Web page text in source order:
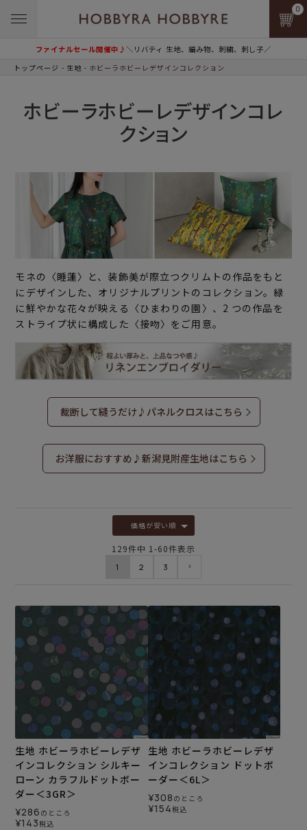
ファイナルセール開催中♪＼リバティ 生地、編み物、刺繍、刺し子／
0
トップページ 生地 ホビーラホビーレデザインコレクション
ホビーラホビーレデザインコレ
クション
モネの〈睡蓮〉と、装飾美が際立つクリムトの作品をもと
にデザインした、オリジナルプリントのコレクション。緑
に鮮やかな花々が映える〈ひまわりの園〉、2 つの作品を
ストライプ状に構成した〈接吻〉をご用意。
裁断して縫うだけ♪パネルクロスはこちら
お洋服におすすめ♪新潟見附産生地はこちら
価格が安い順
129件中 1 -60件表示
1 2 3
生地 ホビーラホビーレデザ
インコレクション シルキー
ローン カラフルドットボー
ダー＜3GR＞
¥286 のところ
¥143税込
生地 ホビーラホビーレデザ
インコレクション ドットボ
ーダー＜6L＞
¥308 のところ
¥154税込